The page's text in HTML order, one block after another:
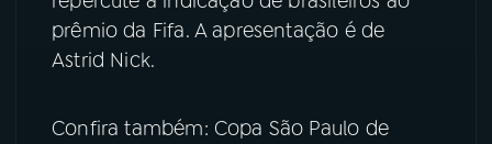
06VIDEOCASTS
ÚLTIMAS
prêmio da Fifa. A apresentação é de
Astrid Nick.
Confira também: Copa São Paulo de